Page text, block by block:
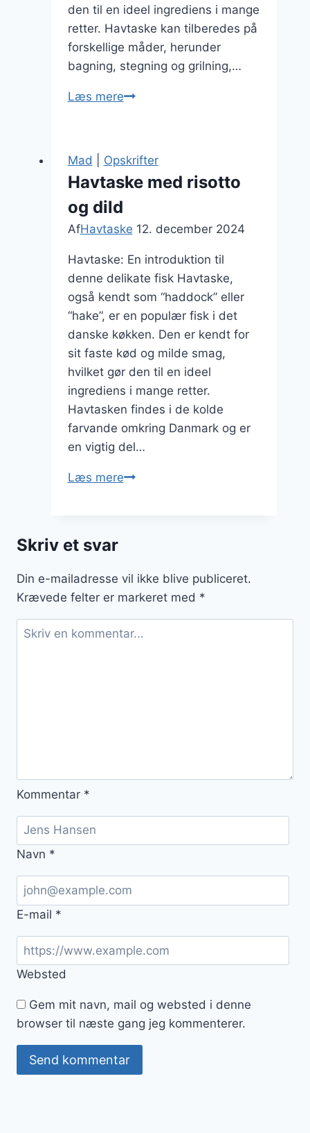
den til en ideel ingrediens i mange
retter. Havtaske kan tilberedes på
forskellige måder, herunder
bagning, stegning og grilning,…
Læs mereHavtaske
urter
Mad Opskrifter
Havtaske med risotto
og dild
AfHavtaske 12. december 2024
Havtaske: En introduktion til
denne delikate fisk Havtaske,
også kendt som “haddock” eller
“hake”, er en populær fisk i det
danske køkken. Den er kendt for
sit faste kød og milde smag,
hvilket gør den til en ideel
ingrediens i mange retter.
Havtasken findes i de kolde
farvande omkring Danmark og er
en vigtig del…
Læs mereHavtaske
Skriv et svar
Din e-mailadresse vil ikke blive publiceret.
Krævede felter er markeret med *
Kommentar *
Navn *
E-mail *
Websted
Gem mit navn, mail og websted i denne
browser til næste gang jeg kommenterer.